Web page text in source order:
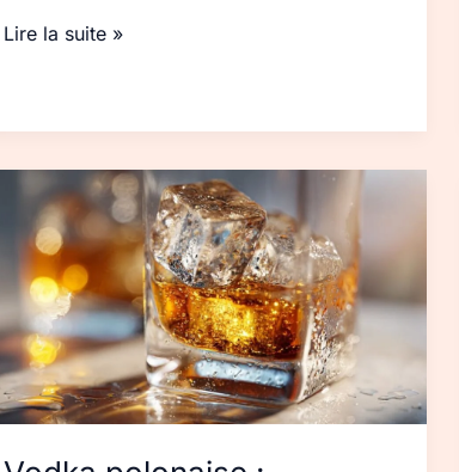
Lire la suite »
polonaise :
marques
phares
dégustation